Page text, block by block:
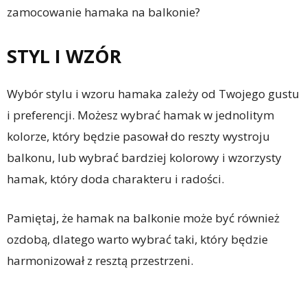
zamocowanie hamaka na balkonie?
STYL I WZÓR
Wybór stylu i wzoru hamaka zależy od Twojego gustu
i preferencji. Możesz wybrać hamak w jednolitym
kolorze, który będzie pasował do reszty wystroju
balkonu, lub wybrać bardziej kolorowy i wzorzysty
hamak, który doda charakteru i radości.
Pamiętaj, że hamak na balkonie może być również
ozdobą, dlatego warto wybrać taki, który będzie
harmonizował z resztą przestrzeni.